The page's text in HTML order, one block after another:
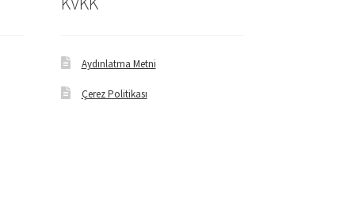
Aydınlatma Metni
Çerez Politikası